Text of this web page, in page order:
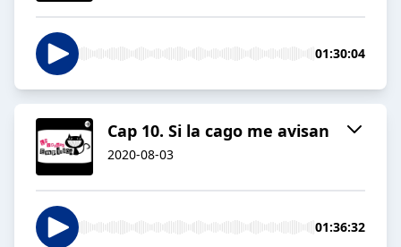
01:30:04
Cap 10. Si la cago me avisan
2020-08-03
01:36:32